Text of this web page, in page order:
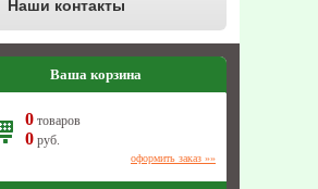
Наши контакты
Ваша корзина
0 товаров
0 руб.
оформить заказ »»